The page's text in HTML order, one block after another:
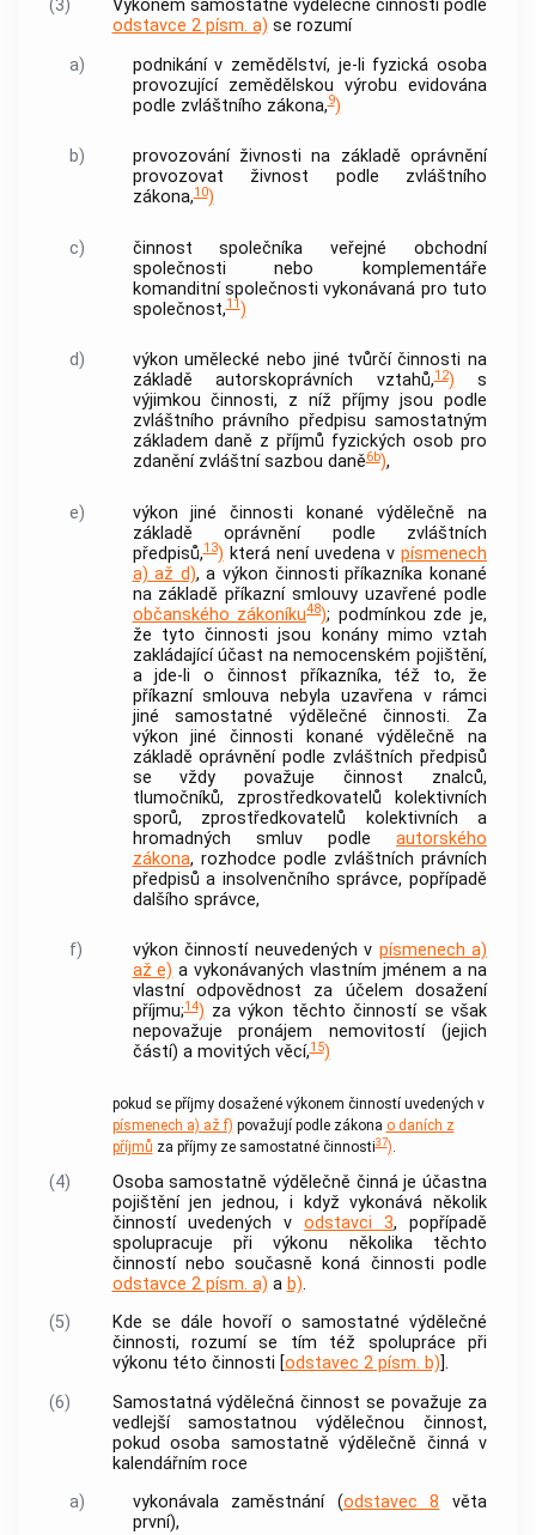
(3) Výkonem samostatné výdělečné činnosti podle
odstavce 2 písm. a) se rozumí
a)
podnikání v zemědělství, je-li fyzická osoba
provozující zemědělskou výrobu evidována
podle zvláštního zákona,9)
b) provozování živnosti na základě oprávnění
provozovat živnost podle zvláštního
zákona,10)
c)
činnost společníka veřejné obchodní
společnosti nebo komplementáře
komanditní společnosti vykonávaná pro tuto
společnost,11)
d)
výkon umělecké nebo jiné tvůrčí činnosti na
základě autorskoprávních vztahů,12) s
výjimkou činnosti, z níž příjmy jsou podle
zvláštního právního předpisu samostatným
základem daně z příjmů fyzických osob pro
zdanění zvláštní sazbou daně6b),
e)
výkon jiné činnosti konané výdělečně na
základě oprávnění podle zvláštních
předpisů,13) která není uvedena v písmenech
a) až d), a výkon činnosti příkazníka konané
na základě příkazní smlouvy uzavřené podle
občanského zákoníku48); podmínkou zde je,
že tyto činnosti jsou konány mimo vztah
zakládající účast na nemocenském pojištění,
a jde-li o činnost příkazníka, též to, že
příkazní smlouva nebyla uzavřena v rámci
jiné samostatné výdělečné činnosti. Za
výkon jiné činnosti konané výdělečně na
základě oprávnění podle zvláštních předpisů
se vždy považuje činnost znalců,
tlumočníků, zprostředkovatelů kolektivních
sporů, zprostředkovatelů kolektivních a
hromadných smluv podle autorského
zákona, rozhodce podle zvláštních právních
předpisů a insolvenčního správce, popřípadě
dalšího správce,
f) výkon činností neuvedených v písmenech a)
až e) a vykonávaných vlastním jménem a na
vlastní odpovědnost za účelem dosažení
příjmu;14) za výkon těchto činností se však
nepovažuje pronájemnemovitostí(jejich
částí) a movitých věcí,15)
pokud se příjmy dosažené výkonem činností uvedených v
písmenech a) až f) považují podle zákona o daních z
příjmů za příjmy ze samostatné činnosti37)
(4)
Osoba samostatně výdělečně činná je účastna
pojištění jen jednou, i když vykonává několik
činností uvedených v odstavci 3, popřípadě
spolupracuje při výkonu několika těchto
činností nebo současně koná činnosti podle
odstavce 2 písm. a) a b).
(5)
Kde se dále hovoří o samostatné výdělečné
činnosti, rozumí se tím též spolupráce při
výkonu této činnosti [odstavec 2 písm. b)].
(6)
Samostatnávýdělečná činnost se považuje za
vedlejší samostatnouvýdělečnou činnost,
pokud osoba samostatně výdělečně činná v
kalendářním roce
a)
vykonávala zaměstnání(odstavec 8 věta
první),